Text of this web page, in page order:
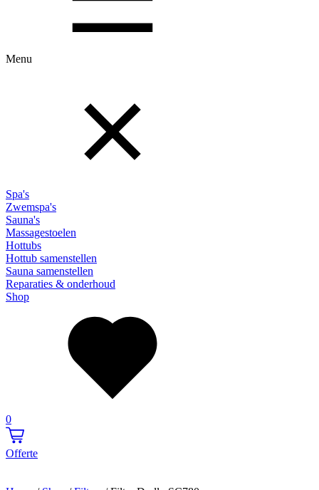
Menu
Spa's
Zwemspa's
Sauna's
Massagestoelen
Hottubs
Hottub samenstellen
Sauna samenstellen
Reparaties & onderhoud
Shop
0
Offerte